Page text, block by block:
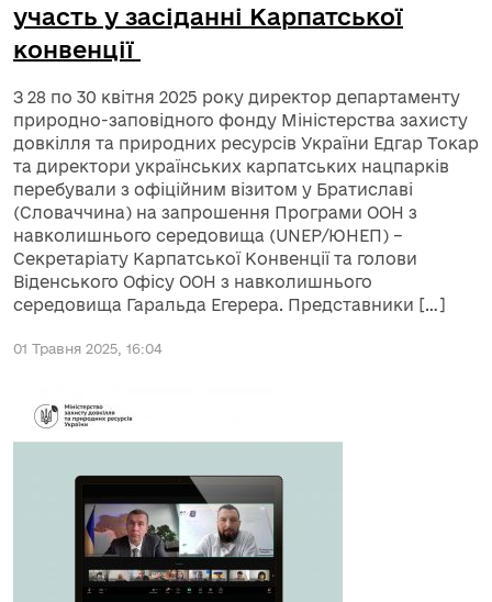
участь у засіданні Карпатської
конвенції
З 28 по 30 квітня 2025 року директор департаменту
природно-заповідного фонду Міністерства захисту
довкілля та природних ресурсів України Едгар Токар
та директори українських карпатських нацпарків
перебували з офіційним візитом у Братиславі
(Словаччина) на запрошення Програми ООН з
навколишнього середовища (UNEP/ЮНЕП) –
Секретаріату Карпатської Конвенції та голови
Віденського Офісу ООН з навколишнього
середовища Гаральда Егерера. Представники […]
01 Травня 2025, 16:04